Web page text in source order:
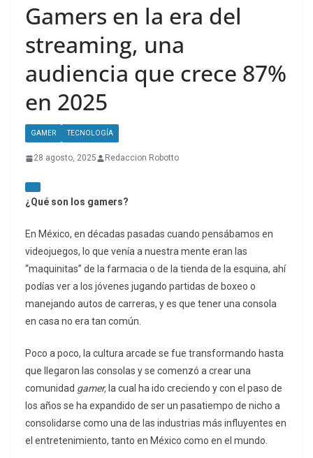
Gamers en la era del
streaming, una
audiencia que crece 87%
en 2025
GAMER TECNOLOGÍA
28 agosto, 2025 Redaccion Robotto
¿Qué son los gamers?
En México, en décadas pasadas cuando pensábamos en
videojuegos, lo que venía a nuestra mente eran las
“maquinitas” de la farmacia o de la tienda de la esquina, ahí
podías ver a los jóvenes jugando partidas de boxeo o
manejando autos de carreras, y es que tener una consola
en casa no era tan común.
Poco a poco, la cultura arcade se fue transformando hasta
que llegaron las consolas y se comenzó a crear una
comunidad gamer, la cual ha ido creciendo y con el paso de
los años se ha expandido de ser un pasatiempo de nicho a
consolidarse como una de las industrias más influyentes en
el entretenimiento, tanto en México como en el mundo.